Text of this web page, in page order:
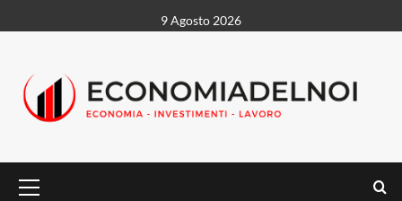
al
9 Agosto 2026
principale